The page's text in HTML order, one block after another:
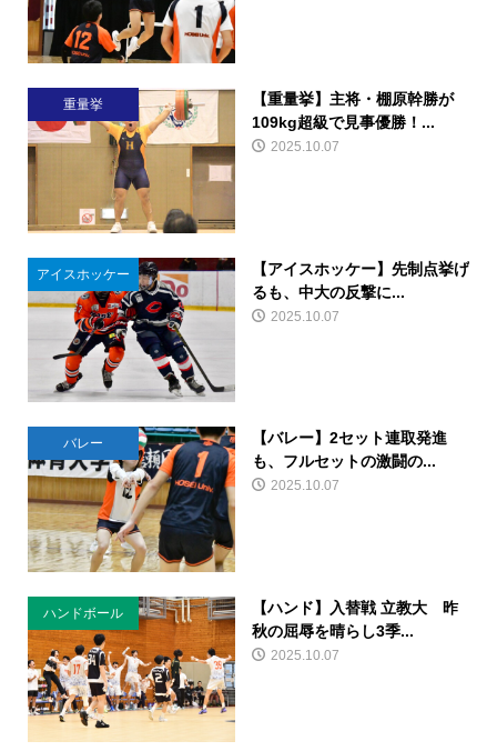
重量挙
【重量挙】主将・棚原幹勝が
109kg超級で見事優勝！...
2025.10.07
アイスホッケー
【アイスホッケー】先制点挙げ
るも、中大の反撃に...
2025.10.07
バレー
【バレー】2セット連取発進
も、フルセットの激闘の...
2025.10.07
ハンドボール
【ハンド】入替戦 立教大 昨
秋の屈辱を晴らし3季...
2025.10.07